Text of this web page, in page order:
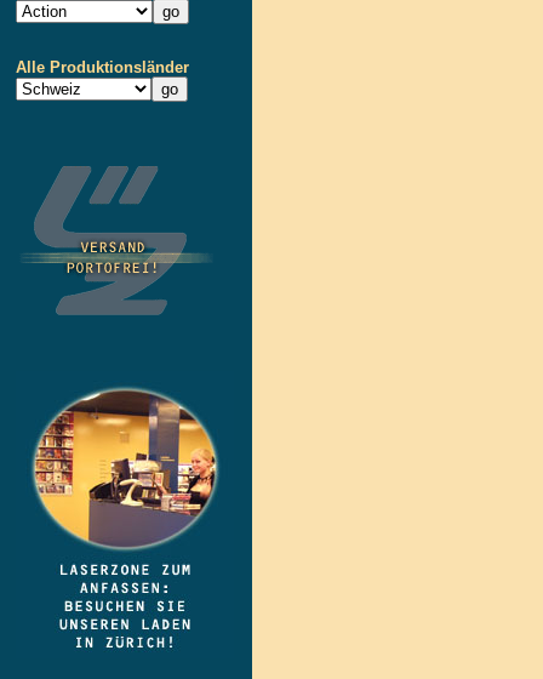
Alle Produktionsländer